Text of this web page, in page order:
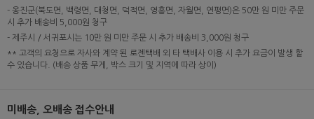
- 옹진군(북도면, 백령면, 대청면, 덕적면, 영흥면, 자월면, 연평면)은 50만 원 미만 주문
시 추가 배송비 5,000원 청구
- 제주시 / 서귀포시는 10만 원 미만 주문 시 추가 배송비 3,000원 청구
** 고객의 요청으로 자사와 계약 된 로젠택배 외 타 택배사 이용 시 추가 요금이 발생 할
수 있습니다. (배송 상품 무게, 박스 크기 및 지역에 따라 상이)
미배송, 오배송 접수안내